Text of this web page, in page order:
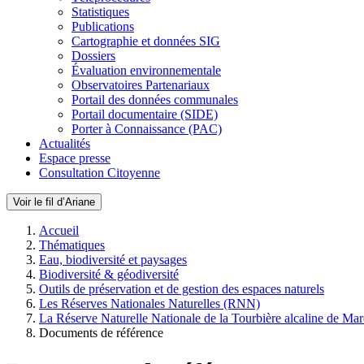
Statistiques
Publications
Cartographie et données SIG
Dossiers
Évaluation environnementale
Observatoires Partenariaux
Portail des données communales
Portail documentaire (SIDE)
Porter à Connaissance (PAC)
Actualités
Espace presse
Consultation Citoyenne
Voir le fil d’Ariane
Accueil
Thématiques
Eau, biodiversité et paysages
Biodiversité & géodiversité
Outils de préservation et de gestion des espaces naturels
Les Réserves Nationales Naturelles (RNN)
La Réserve Naturelle Nationale de la Tourbière alcaline de
Documents de référence